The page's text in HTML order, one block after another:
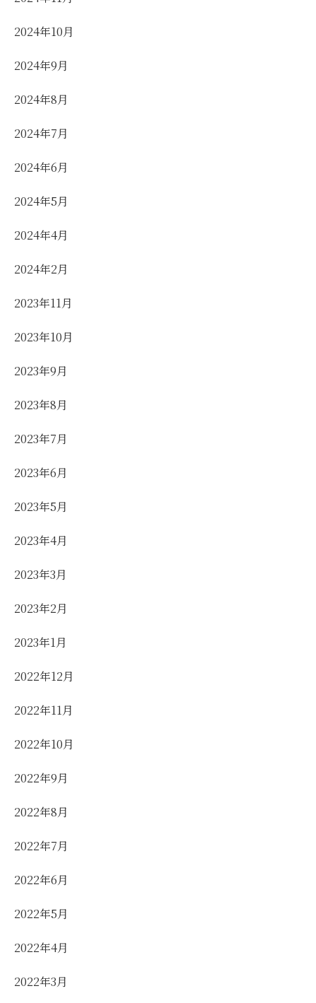
2024年10月
2024年9月
2024年8月
2024年7月
2024年6月
2024年5月
2024年4月
2024年2月
2023年11月
2023年10月
2023年9月
2023年8月
2023年7月
2023年6月
2023年5月
2023年4月
2023年3月
2023年2月
2023年1月
2022年12月
2022年11月
2022年10月
2022年9月
2022年8月
2022年7月
2022年6月
2022年5月
2022年4月
2022年3月